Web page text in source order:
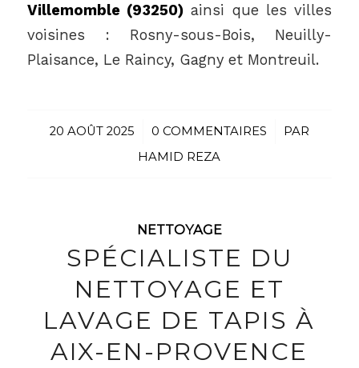
Villemomble (93250)ainsi que les villes
voisines : Rosny-sous-Bois, Neuilly-
Plaisance, Le Raincy, Gagny et Montreuil.
20 AOÛT 2025
/ 0 COMMENTAIRES
/
PAR
HAMID REZA
NETTOYAGE
SPÉCIALISTE DU
NETTOYAGE ET
LAVAGE DE TAPIS À
AIX-EN-PROVENCE